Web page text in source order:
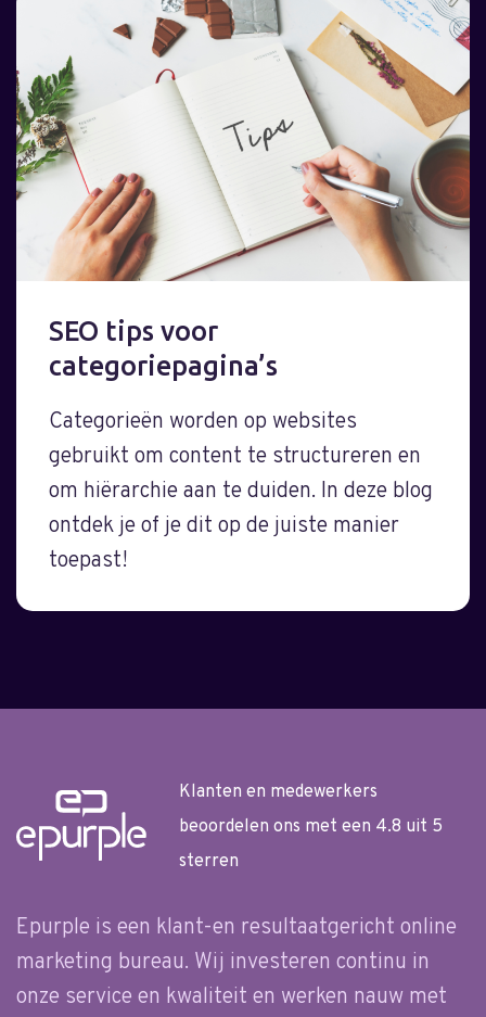
SEO tips voor
categoriepagina’s
Categorieën worden op websites
gebruikt om content te structureren en
om hiërarchie aan te duiden. In deze blog
ontdek je of je dit op de juiste manier
toepast!
Klanten en medewerkers
beoordelen ons met een 4.8 uit 5
sterren
Epurple is een klant-en resultaatgericht online
marketing bureau. Wij investeren continu in
onze service en kwaliteit en werken nauw met